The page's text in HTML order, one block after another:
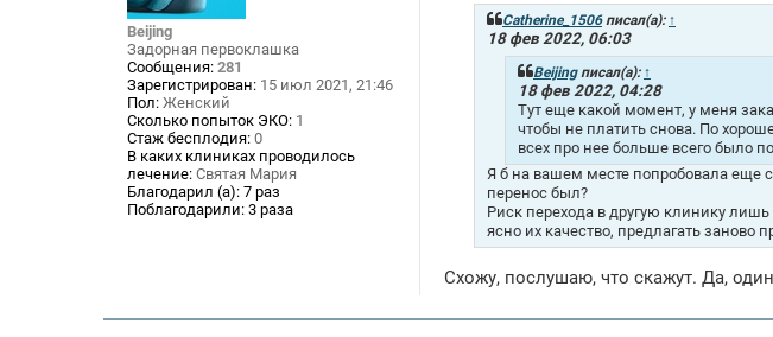
Beijing
Задорная первоклашка
Сообщения: 281
Зарегистрирован: 15 июл 2021, 21:46
Пол: Женский
Сколько попыток ЭКО: 1
Стаж бесплодия: 0
В каких клиниках проводилось
лечение: Святая Мария
Благодарил (а): 7 раз
Поблагодарили: 3 раза
Catherine_1506писал(а): ↑
18 фев 2022, 06:03
Beijingписал(а): ↑
18 фев 2022, 04:28
Тут еще какой момент, у меня
чтобы не платить снова. По
всех про нее больше всего было
Я б на вашем месте попробовала еще
перенос был?
Риск перехода в другую клинику
ясно их качество, предлагать заново
Схожу, послушаю, что скажут. Да,